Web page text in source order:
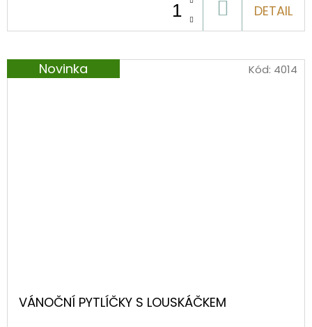
KOŠÍKU
DETAIL
Novinka
VÁNOČNÍ PYTLÍČKY S LOUSKÁČKEM
Kód: 4014